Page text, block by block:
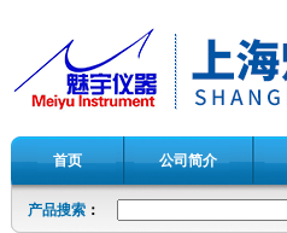
首页 公司简介
产品搜索 ：